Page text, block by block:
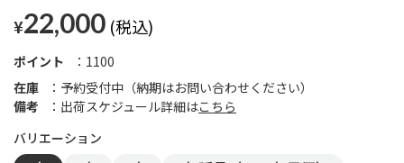
¥22,000
ポイント
1100
在庫
予約受付中（納期はお問い合わせください）
備考
出荷スケジュール詳細はこちら